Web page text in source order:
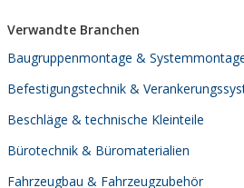
Verwandte Branchen
Baugruppenmontage &
Befestigungstechnik &
Beschläge & technische Kleinteile
Bürotechnik & Büromaterialien
Fahrzeugbau & Fahrzeugzubehör